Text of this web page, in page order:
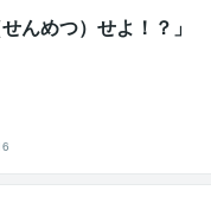
んめつ）せよ！？」